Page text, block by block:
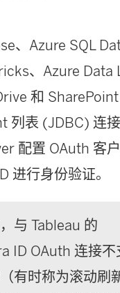
、Azure SQL
、Azure Data
和
列表 (JDBC) 连
配置 OAuth 客
进行身份验证。
与 Tableau 的
ID OAuth 连接不
有时称为滚动刷